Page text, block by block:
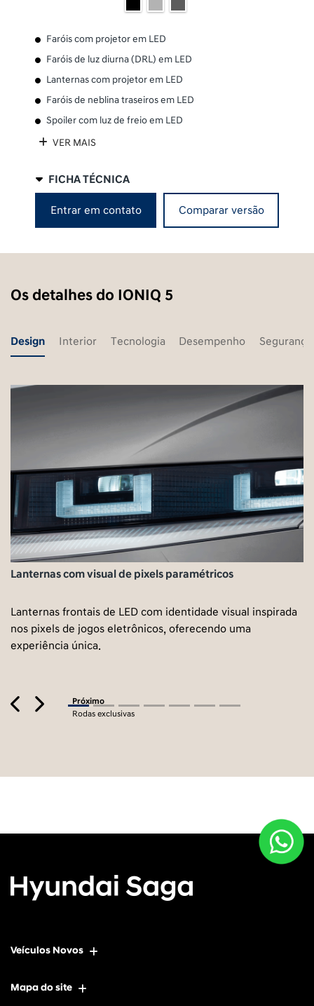
Faróis com projetor em LED
Faróis de luz diurna (DRL) em LED
Lanternas com projetor em LED
Faróis de neblina traseiros em LED
Spoiler com luz de freio em LED
VER MAIS
FICHA TÉCNICA
Entrar em contato Comparar versão
Os detalhes do IONIQ 5
Design Interior Tecnologia Desempenho Segurança
Lanternas com visual de pixels paramétricos
Lanternas frontais de LED com identidade visual inspirada
nos pixels de jogos eletrônicos, oferecendo uma
experiência única.
PreviousNext
Próximo
Rodas exclusivas
Veículos Novos
Mapa do site